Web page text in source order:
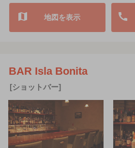
地図を表示
BAR Isla Bonita
[ショットバー]